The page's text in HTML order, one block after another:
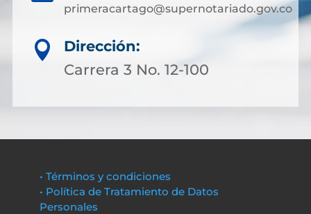
primeracartago@supernotariado.gov.co

Dirección:
Carrera 3 No. 12-100
• Términos y condiciones
• Política de Tratamiento de Datos
Personales